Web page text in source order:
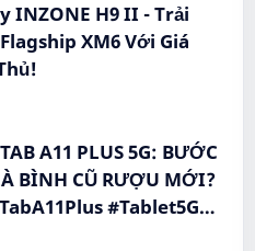
INZONE H9 II - Trải
XM6 Với Giá
A11 PLUS 5G: BƯỚC
BÌNH CŨ RƯỢU MỚI?
#Tablet5G